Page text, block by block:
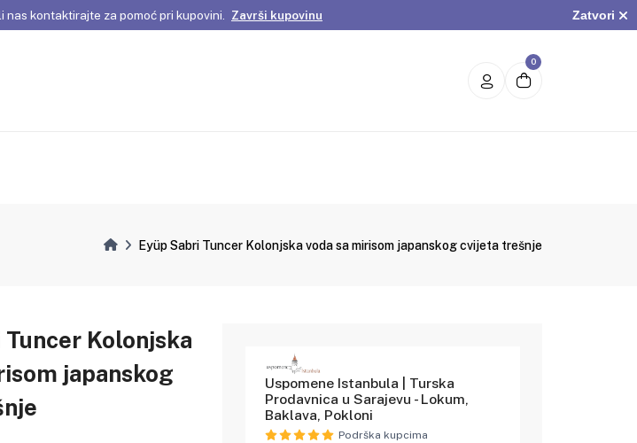
nas kontaktirajte za pomoć pri kupovini.
Završi kupovinu
proizvodi i posebne ponude za vas. Pogledaj ponudu
Zatvori
0
Eyüp Sabri Tuncer Kolonjska voda sa mirisom japanskog cvijeta trešnje
Kolonjska
japanskog
Uspomene Istanbula | Turska
Prodavnica u Sarajevu - Lokum,
Baklava, Pokloni
Podrška kupcima